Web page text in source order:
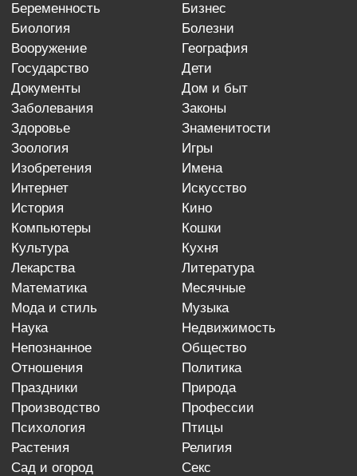
беременность
бизнес
биология
болезни
вооружение
география
государство
дети
документы
дом и быт
заболевания
законы
здоровье
знаменитости
зоология
игры
изобретения
имена
интернет
искусство
история
кино
компьютеры
кошки
культура
кухня
лекарства
литература
математика
месячные
мода и стиль
музыка
наука
недвижимость
непознанное
общество
отношения
политика
праздники
природа
производство
профессии
психология
птицы
растения
религия
сад и огород
секс